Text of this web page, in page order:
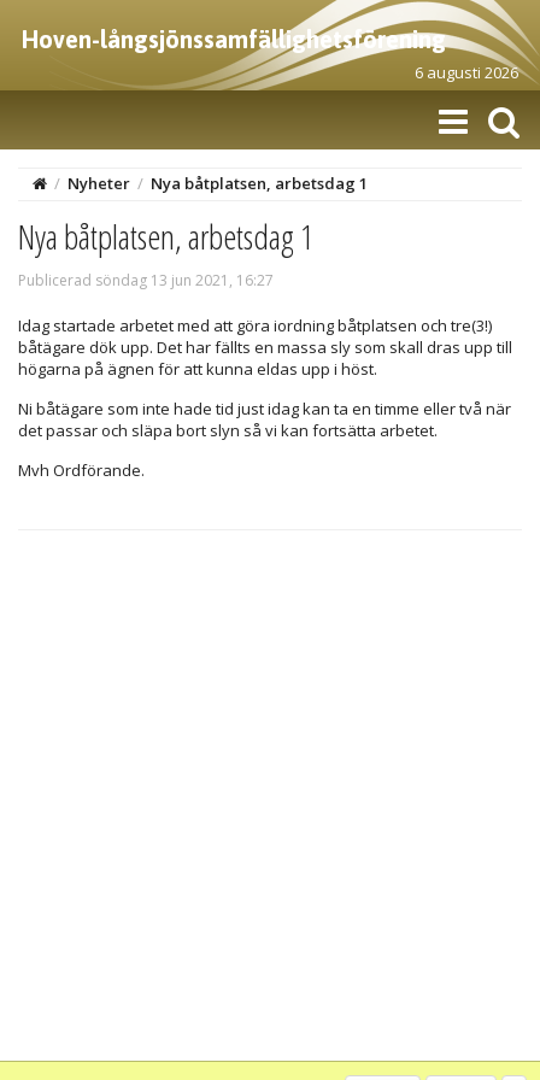
Hoven-långsjönssamfällighetsförening
6 augusti 2026
/ Nyheter / Nya båtplatsen, arbetsdag 1
Nya båtplatsen, arbetsdag 1
Publicerad söndag 13 jun 2021, 16:27
Idag startade arbetet med att göra iordning båtplatsen och tre(3!)
båtägare dök upp. Det har fällts en massa sly som skall dras upp till
högarna på ägnen för att kunna eldas upp i höst.
Ni båtägare som inte hade tid just idag kan ta en timme eller två när
det passar och släpa bort slyn så vi kan fortsätta arbetet.
Mvh Ordförande.